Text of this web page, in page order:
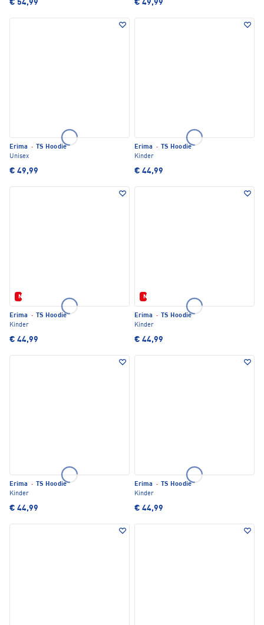
€ 54,99 € 49,99
Erima ·
TS Hoodie
Unisex
€ 49,99
Erima ·
TS Hoodie
Kinder
€ 44,99
Neu
Erima ·
TS Hoodie
Kinder
€ 44,99
Neu
Erima ·
TS Hoodie
Kinder
€ 44,99
Erima ·
TS Hoodie
Kinder
€ 44,99
Erima ·
TS Hoodie
Kinder
€ 44,99